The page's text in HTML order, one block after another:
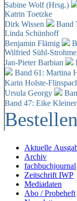
Sabine Wolf (Hrsg.)
Katrin Toetzke
Dirk Wissen
Band
Linda Schünhoff
Benjamin Flämig
Wilfried Sühl-
Jan-Pieter Barbian
Band 61: Martina
Karin Holste-
Ursula Georgy
Band 47: Eike Kleiner
Aktuelle
Archiv
fachbuchjournal
Zeitschrift IWP
Mediadaten
Abo / Probeheft